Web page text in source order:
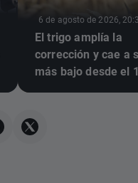
6 de agosto de 2026,
El trigo amplía la
corrección y cae a
más bajo desde el